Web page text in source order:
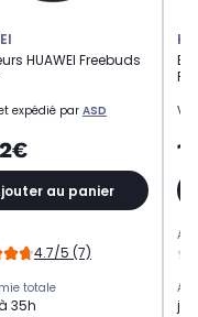
HUAWEI Freebuds
expédié par ASD
au panier
4.7/5 (7)
totale
35h